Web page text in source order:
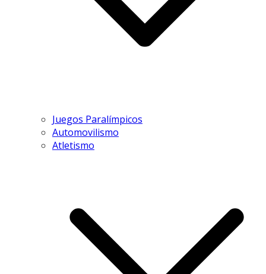
Juegos Paralímpicos
Automovilismo
Atletismo